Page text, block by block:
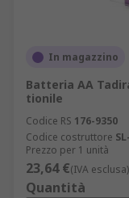
In magazzino
Batteria AA
tionile
Codice RS 176-9350
Codice costruttore
Prezzo per 1 unità
23,64 €(IVA esclusa)
Quantità